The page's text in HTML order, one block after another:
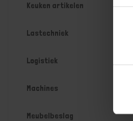
Keuken artikelen
Lastechniek
Logistiek
Machines
Meubelbeslag